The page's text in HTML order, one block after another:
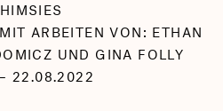
ARBEITEN VON: ETHAN
UND GINA FOLLY
22.08.2022